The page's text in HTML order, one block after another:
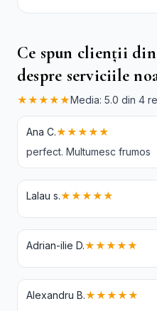
Ce spun clienții
despre serviciile
★★★★★Media: 5.0 din 4
Ana C.★★★★★
perfect. Multumesc frumos
Lalau s.★★★★★
Adrian-ilie D.★★★★★
Alexandru B.★★★★★